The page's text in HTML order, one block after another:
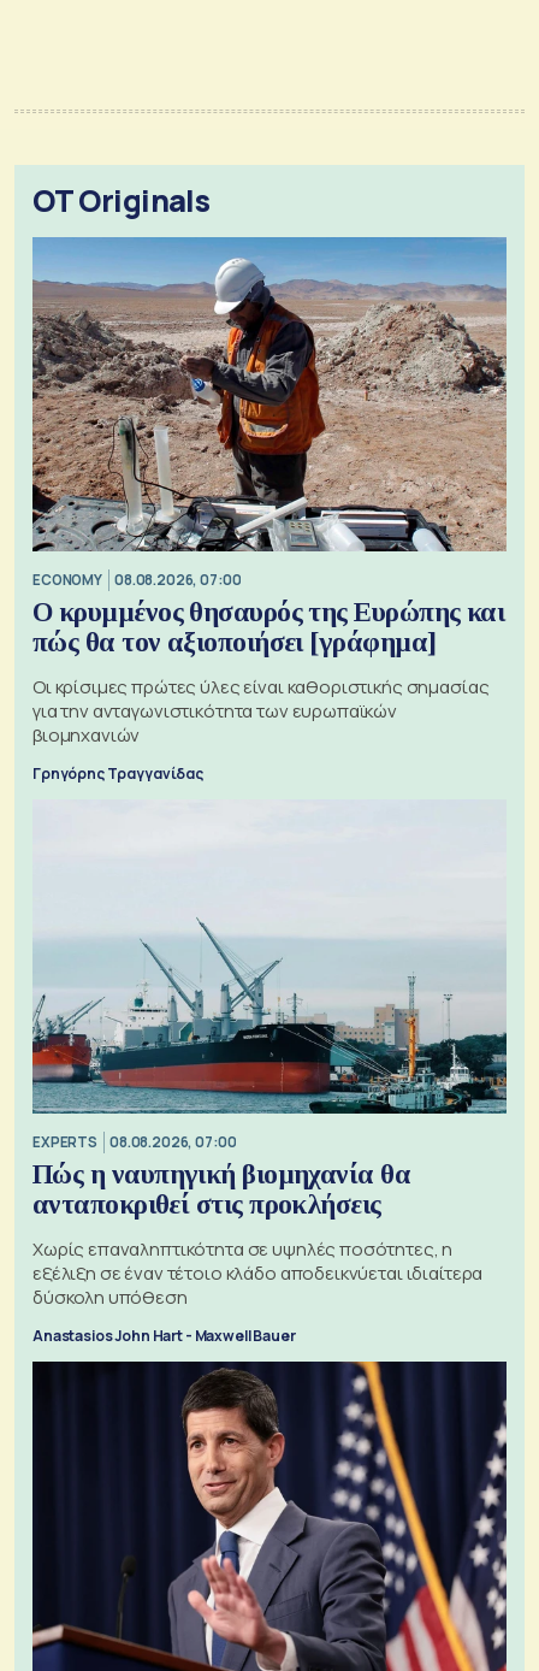
OT Originals
ECONOMY 08.08.2026, 07:00
Ο κρυμμένος θησαυρός της Ευρώπης και
πώς θα τον αξιοποιήσει [γράφημα]
Οι κρίσιμες πρώτες ύλες είναι καθοριστικής σημασίας
για την ανταγωνιστικότητα των ευρωπαϊκών
βιομηχανιών
Γρηγόρης Τραγγανίδας
EXPERTS 08.08.2026, 07:00
Πώς η ναυπηγική βιομηχανία θα
ανταποκριθεί στις προκλήσεις
Χωρίς επαναληπτικότητα σε υψηλές ποσότητες, η
εξέλιξη σε έναν τέτοιο κλάδο αποδεικνύεται ιδιαίτερα
δύσκολη υπόθεση
Anastasios John Hart - Maxwell Bauer